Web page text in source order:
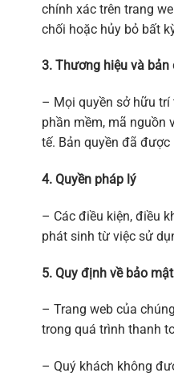
chính xác trên trang
chối hoặc hủy bỏ bất
3. Thương hiệu và bản
– Mọi quyền sở hữu trí
phần mềm, mã nguồn
tế. Bản quyền đã được
4. Quyền pháp lý
– Các điều kiện, điều
phát sinh từ việc sử
5. Quy định về bảo mật
– Trang web của
trong quá trình thanh
– Quý khách không